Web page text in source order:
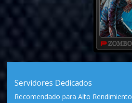
Servidores Dedicados
Recomendado para Alto Rendimiento